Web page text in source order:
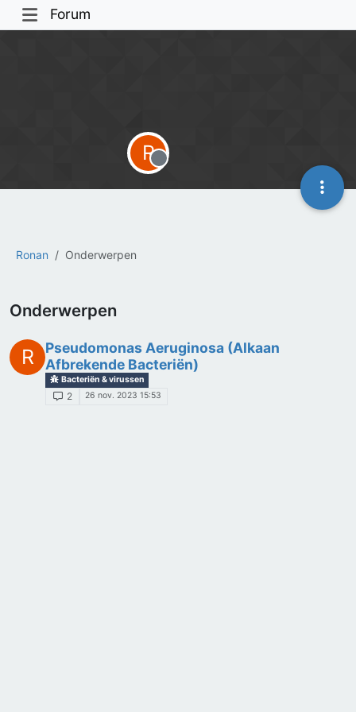
Forum
Ronan Onderwerpen
R
Offline
Onderwerpen
R
Pseudomonas Aeruginosa (Alkaan
Afbrekende Bacteriën)
Bacteriën & virussen
2 26 nov. 2023 15:53